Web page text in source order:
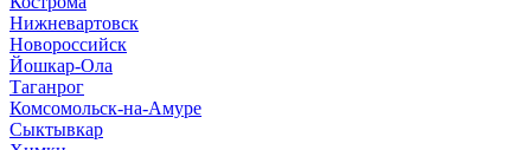
Нижневартовск
Новороссийск
Йошкар-Ола
Таганрог
Комсомольск-на-Амуре
Сыктывкар